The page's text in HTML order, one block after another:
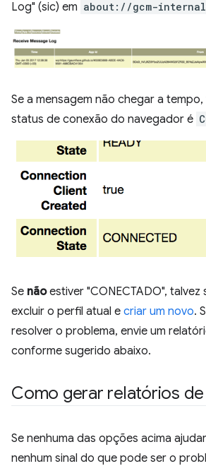
Log" (sic) em about://gcm-
Se a mensagem não chegar a
status de conexão do navegador é
Se nãoestiver "CONECTADO", talvez
excluir o perfil atual e criar um novo.
resolver o problema, envie um
conforme sugerido abaixo.
Como gerar relatórios
Se nenhuma das opções acima
nenhum sinal do que pode ser o